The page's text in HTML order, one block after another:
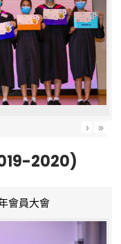
› »
2020)
會員大會